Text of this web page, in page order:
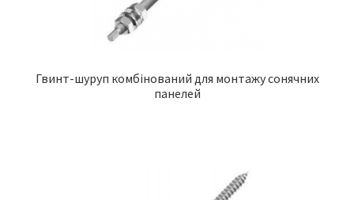
Гвинт-шуруп комбінований для монтажу сонячних
панелей